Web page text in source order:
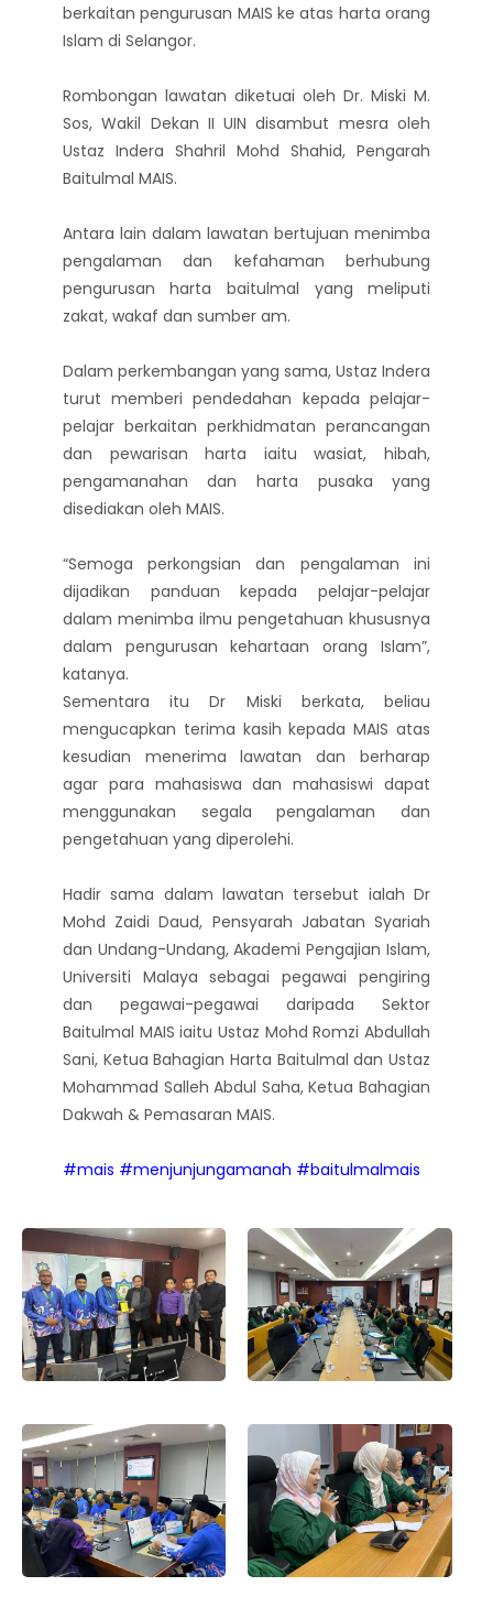
berkaitan pengurusan MAIS ke atas harta orang
Islam di Selangor.
Rombongan lawatan diketuai oleh Dr. Miski M.
Sos, Wakil Dekan II UIN disambut mesra oleh
Ustaz Indera Shahril Mohd Shahid, Pengarah
Baitulmal MAIS.
Antara lain dalam lawatan bertujuan menimba
pengalaman dan kefahaman berhubung
pengurusan harta baitulmal yang meliputi
zakat, wakaf dan sumber am.
Dalam perkembangan yang sama, Ustaz Indera
turut memberi pendedahan kepada pelajar-
pelajar berkaitan perkhidmatan perancangan
dan pewarisan harta iaitu wasiat, hibah,
pengamanahan dan harta pusaka yang
disediakan oleh MAIS.
“Semoga perkongsian dan pengalaman ini
dijadikan panduan kepada pelajar-pelajar
dalam menimba ilmu pengetahuan khususnya
dalam pengurusan kehartaan orang Islam”,
katanya.
Sementara itu Dr Miski berkata, beliau
mengucapkan terima kasih kepada MAIS atas
kesudian menerima lawatan dan berharap
agar para mahasiswa dan mahasiswi dapat
menggunakan segala pengalaman dan
pengetahuan yang diperolehi.
Hadir sama dalam lawatan tersebut ialah Dr
Mohd Zaidi Daud, Pensyarah Jabatan Syariah
dan Undang-Undang, Akademi Pengajian Islam,
Universiti Malaya sebagai pegawai pengiring
dan pegawai-pegawai daripada Sektor
Baitulmal MAIS iaitu Ustaz Mohd Romzi Abdullah
Sani, Ketua Bahagian Harta Baitulmal dan Ustaz
Mohammad Salleh Abdul Saha, Ketua Bahagian
Dakwah & Pemasaran MAIS.
#mais #menjunjungamanah #baitulmalmais